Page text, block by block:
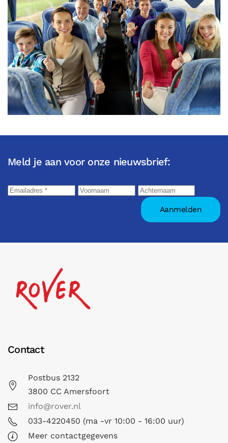
Meld je aan voor onze nieuwsbrief:
Contact
Postbus 2132
3800 CC Amersfoort
info@rover.nl
033-4220450 (ma -vr 10:00 - 16:00 uur)
Meer contactgegevens